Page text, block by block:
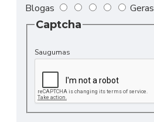
Blogas
Geras
Captcha
Saugumas